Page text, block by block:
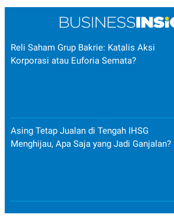
Reli Saham Grup Bakrie: Katalis Aksi
Korporasi atau Euforia Semata?
Asing Tetap Jualan di Tengah IHSG
Menghijau, Apa Saja yang Jadi Ganjalan?